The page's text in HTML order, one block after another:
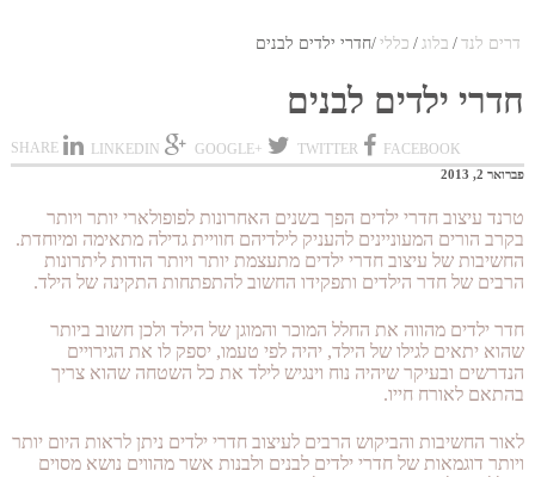
דרים לנד / בלוג / כללי /חדרי ילדים לבנים
חדרי ילדים לבנים
SHARE LINKEDIN +GOOGLE TWITTER FACEBOOK
פברואר 2, 2013
טרנד עיצוב חדרי ילדים הפך בשנים האחרונות לפופולארי יותר ויותר
בקרב הורים המעוניינים להעניק לילדיהם חוויית גדילה מתאימה ומיוחדת.
החשיבות של עיצוב חדרי ילדים מתעצמת יותר ויותר הודות ליתרונות
הרבים של חדר הילדים ותפקידו החשוב להתפתחות התקינה של הילד.
חדר ילדים מהווה את החלל המוכר והמוגן של הילד ולכן חשוב ביותר
שהוא יתאים לגילו של הילד, יהיה לפי טעמו, יספק לו את הגירויים
הנדרשים ובעיקר שיהיה נוח וינגיש לילד את כל השטחה שהוא צריך
בהתאם לאורח חייו.
לאור החשיבות והביקוש הרבים לעיצוב חדרי ילדים ניתן לראות היום יותר
ויותר דוגמאות של חדרי ילדים לבנים ולבנות אשר מהווים נושא מסוים